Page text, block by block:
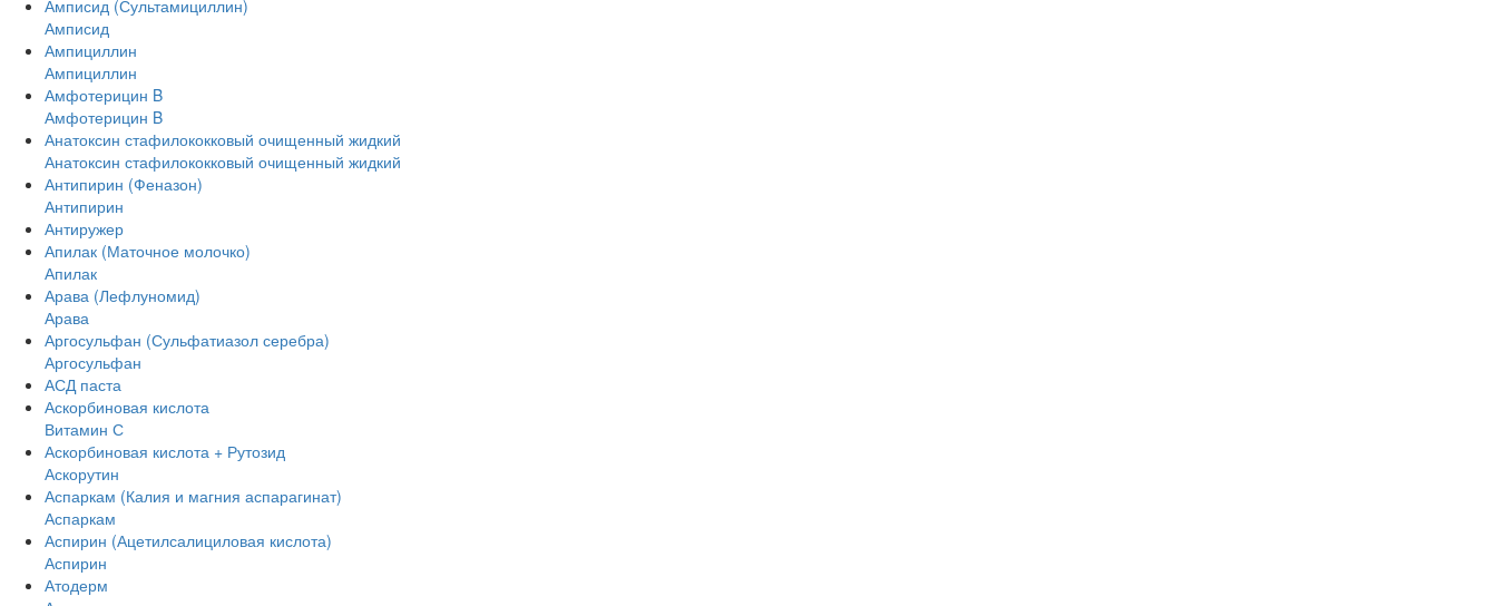
Амписид (Сультамициллин)
Амписид
Ампициллин
Ампициллин
Амфотерицин B
Амфотерицин B
Анатоксин стафилококковый очищенный жидкий
Анатоксин стафилококковый очищенный жидкий
Антипирин (Феназон)
Антипирин
Антиружер
Апилак (Маточное молочко)
Апилак
Арава (Лефлуномид)
Арава
Аргосульфан (Сульфатиазол серебра)
Аргосульфан
АСД паста
Аскорбиновая кислота
Витамин С
Аскорбиновая кислота + Рутозид
Аскорутин
Аспаркам (Калия и магния аспарагинат)
Аспаркам
Аспирин (Ацетилсалициловая кислота)
Аспирин
Атодерм